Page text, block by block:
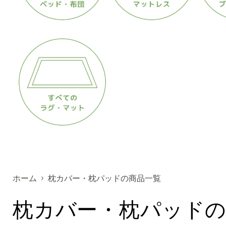
ホーム 枕カバー・枕パッドの商品一覧
枕カバー・枕パッド